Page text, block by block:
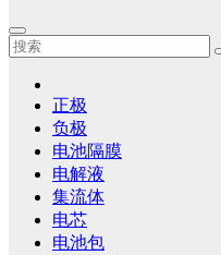
正极
负极
电池隔膜
电解液
集流体
电芯
电池包